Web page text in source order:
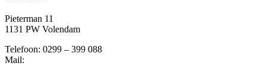
Pieterman 11
1131 PW Volendam
Telefoon: 0299 – 399 088
Mail: